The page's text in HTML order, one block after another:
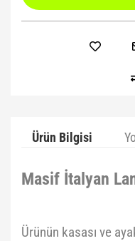
Ürün Bilgisi
Masif İtalyan
Ürünün kasası ve